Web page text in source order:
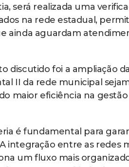
será realizada uma
na rede estadual,
ainda aguardam
discutido foi a ampliação
II da rede municipal
maior eficiência na gestão
é fundamental para
integração entre as redes
um fluxo mais